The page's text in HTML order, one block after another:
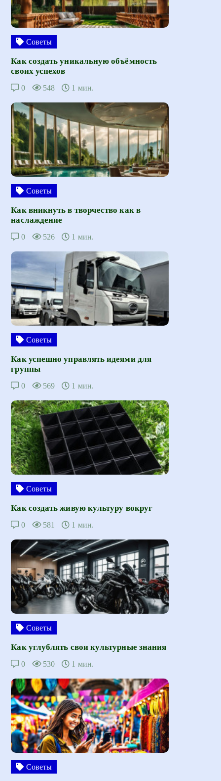
Советы
Как создать уникальную объёмность
своих успехов
0 548 1 мин.
Советы
Как вникнуть в творчество как в
наслаждение
0 526 1 мин.
Советы
Как успешно управлять идеями для
группы
0 569 1 мин.
Советы
Как создать живую культуру вокруг
0 581 1 мин.
Советы
Как углублять свои культурные знания
0 530 1 мин.
Советы